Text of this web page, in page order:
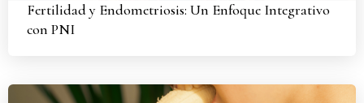
Fertilidad y Endometriosis: Un Enfoque Integrativo
con PNI